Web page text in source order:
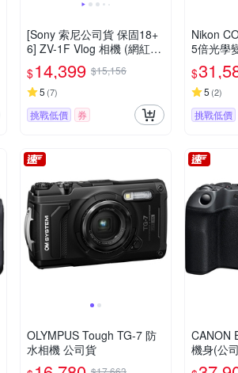
[Sony 索尼公司貨 保固18+
6] ZV-1F Vlog 相機 (網紅新
手/生活隨拍)
$14,399 $15,156
5 (7)
挑戰低價 券
Nikon
5倍光學
$
5 (2)
挑戰低價
OLYMPUS Tough TG-7 防
水相機 公司貨
CANON
機身(公